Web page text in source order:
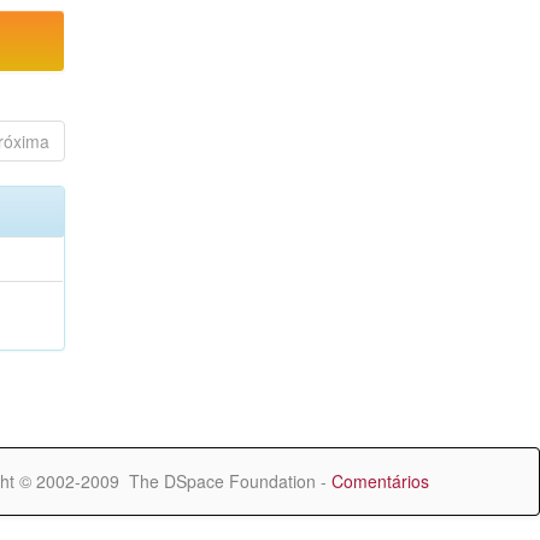
© 2002-2009 The DSpace Foundation - Comentários